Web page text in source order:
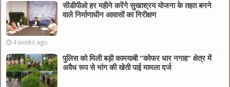
सीडीपीओ हर महीने करेंगे सुखाश्रय योजना के तहत बनने
वाले निर्माणाधीन आवासों का निरीक्षण
4 weeks ago
पुलिस को मिली बड़ी कामयाबी “कोफर धार नगाह” क्षेत्र में
अवैध रूप से भांग की खेती पाई मामला दर्ज